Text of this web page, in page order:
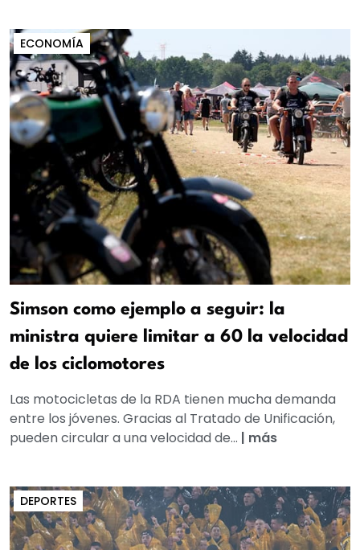
ECONOMÍA
Simson como ejemplo a seguir: la
ministra quiere limitar a 60 la velocidad
de los ciclomotores
Las motocicletas de la RDA tienen mucha demanda
entre los jóvenes. Gracias al Tratado de Unificación,
pueden circular a una velocidad de... | más
DEPORTES